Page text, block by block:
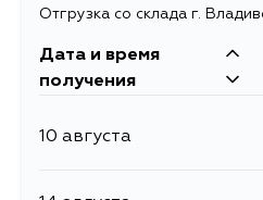
Отгрузка со склада г.
Дата и время
получения
10 августа